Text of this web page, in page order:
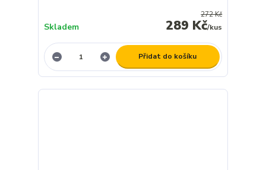
272 Kč
289 Kč/kus
Skladem
Přidat do košíku